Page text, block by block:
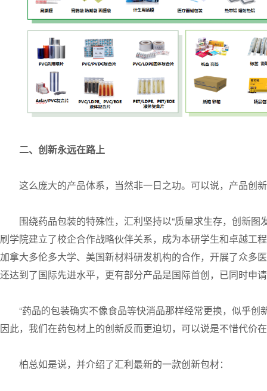
二、创新永远在路上
这么庞大的产品体系，当然非一日之功。可以说，产品创
围绕药品包装的特殊性，汇利坚持以“质量求生存，创新
刷学院建立了校企合作战略伙伴关系，成为本研学生和卓越工
加拿大多伦多大学、美国新材料研发机构的合作，开展了众多
还达到了国际先进水平，更有部分产品是国际首创，已同时申
“药品的包装确实不像食品等快消品那样经常更换，似乎
因此，我们在药包材上的创新反而更迫切，可以说是不惜代价
柏总如是说，并介绍了汇利最新的一款创新包材：